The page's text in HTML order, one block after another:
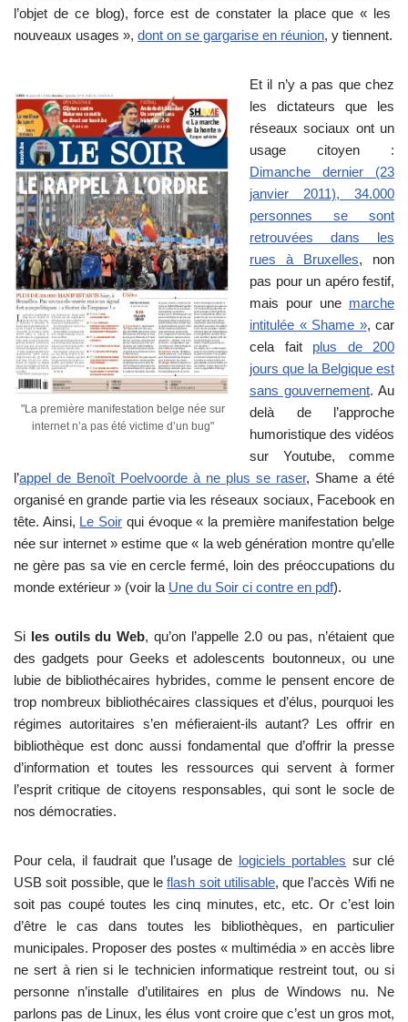
l’objet de ce blog), force est de constater la place que « les
nouveaux usages », dont on se gargarise en réunion, y tiennent.
"La première manifestation belge née sur
internet n’a pas été victime d’un bug"
Et il n’y a pas que chez
les dictateurs que les
réseaux sociaux ont un
usage citoyen :
Dimanche dernier (23
janvier 2011), 34.000
personnes se sont
retrouvées dans les
rues à Bruxelles, non
pas pour un apéro festif,
mais pour une marche
intitulée « Shame », car
cela fait plus de 200
jours que la Belgique est
sans gouvernement. Au
delà de l’approche
humoristique des vidéos
sur Youtube, comme
l’appel de Benoît Poelvoorde à ne plus se raser, Shame a été
organisé en grande partie via les réseaux sociaux, Facebook en
tête. Ainsi, Le Soir qui évoque « la première manifestation belge
née sur internet » estime que « la web génération montre qu’elle
ne gère pas sa vie en cercle fermé, loin des préoccupations du
monde extérieur » (voir la Une du Soir ci contre en pdf).
Si les outils du Web, qu’on l’appelle 2.0 ou pas, n’étaient que
des gadgets pour Geeks et adolescents boutonneux, ou une
lubie de bibliothécaires hybrides, comme le pensent encore de
trop nombreux bibliothécaires classiques et d’élus, pourquoi les
régimes autoritaires s’en méfieraient-ils autant? Les offrir en
bibliothèque est donc aussi fondamental que d’offrir la presse
d’information et toutes les ressources qui servent à former
l’esprit critique de citoyens responsables, qui sont le socle de
nos démocraties.
Pour cela, il faudrait que l’usage de logiciels portables sur clé
USB soit possible, que leflash soit utilisable, que l’accès Wifi ne
soit pas coupé toutes les cinq minutes, etc, etc. Or c’est loin
d’être le cas dans toutes les bibliothèques, en particulier
municipales. Proposer des postes « multimédia » en accès libre
ne sert à rien si le technicien informatique restreint tout, ou si
personne n’installe d’utilitaires en plus de Windows nu. Ne
parlons pas de Linux, les élus vont croire que c’est un gros mot,